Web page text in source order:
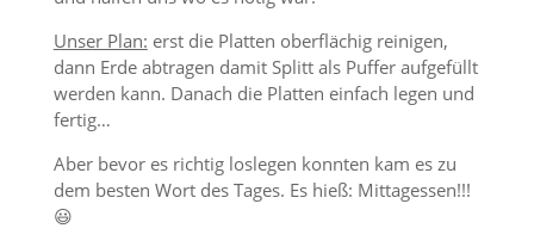
Unser Plan: erst die Platten oberflächig reinigen,
dann Erde abtragen damit Splitt als Puffer aufgefüllt
werden kann. Danach die Platten einfach legen und
fertig…
Aber bevor es richtig loslegen konnten kam es zu
dem besten Wort des Tages. Es hieß: Mittagessen!!!
😃